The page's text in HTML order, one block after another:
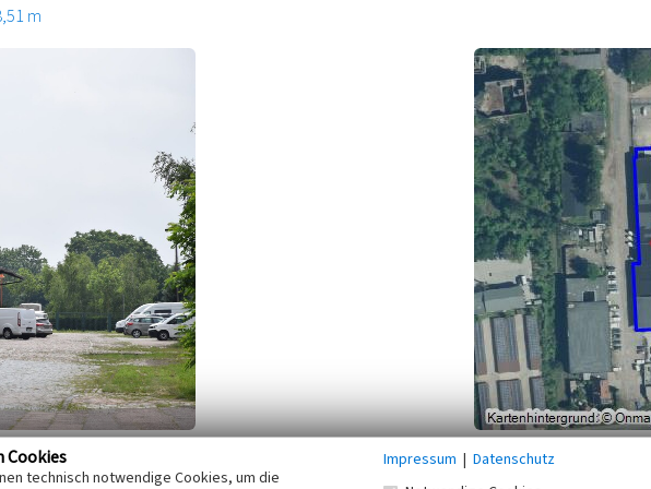
m
noch zusammenhängenden Bahnanlagen aus der Zeit
Cookies
technisch notwendige Cookies, um die
Impressum | Datenschutz